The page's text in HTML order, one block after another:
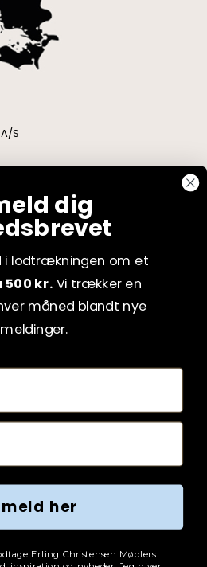
S
dig
i lodtrækningen om et
kr. Vi trækker en
måned blandt nye
her
Erling Christensen Møblers